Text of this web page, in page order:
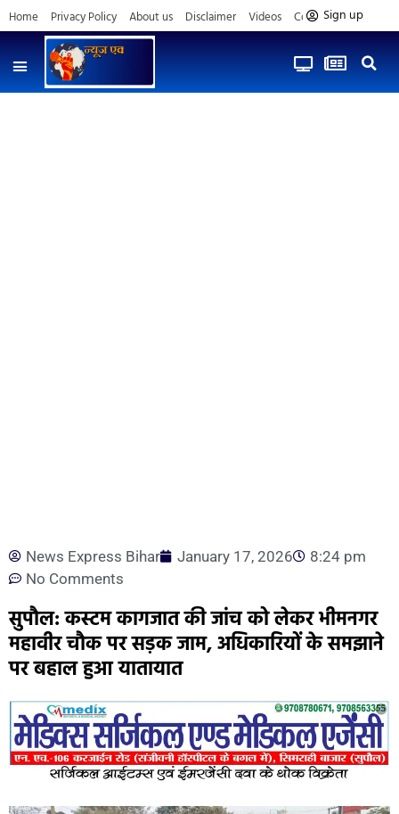
Home Privacy Policy About us Disclaimer Videos Contact us
Sign up
News Express Bihar January 17, 2026
8:24 pm
No Comments
सुपौल: कस्टम कागजात की जांच को लेकर भीमनगर
महावीर चौक पर सड़क जाम, अधिकारियों के समझाने
पर बहाल हुआ यातायात